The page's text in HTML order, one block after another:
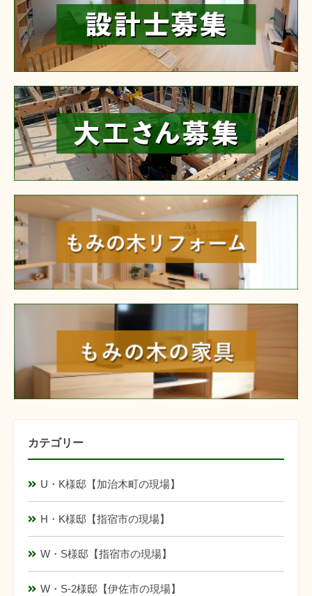
カテゴリー
U・K様邸【加治木町の現場】
H・K様邸【指宿市の現場】
W・S様邸【指宿市の現場】
W・S-2様邸【伊佐市の現場】